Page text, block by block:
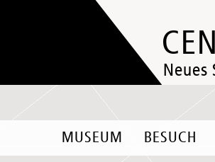
Neues
MUSEUM BESUCH